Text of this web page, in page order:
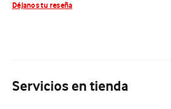
Déjanos tu reseña
Servicios en tienda